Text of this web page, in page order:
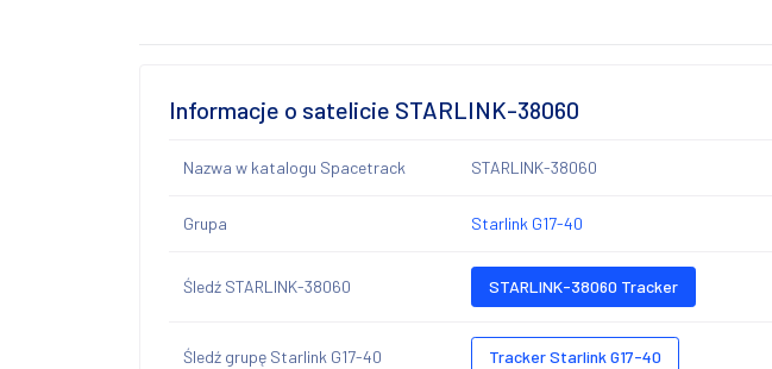
Informacje o satelicie STARLINK-38060
Nazwa w katalogu Spacetrack STARLINK-38060
Grupa Starlink G17-40
Śledź STARLINK-38060 STARLINK-38060 Tracker
Śledź grupę Starlink G17-40 Tracker Starlink G17-40